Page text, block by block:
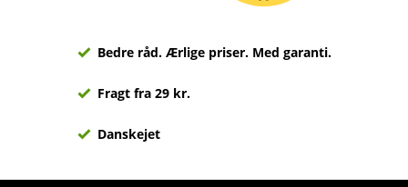
Bedre råd. Ærlige priser. Med garanti.
Fragt fra 29 kr.
Danskejet